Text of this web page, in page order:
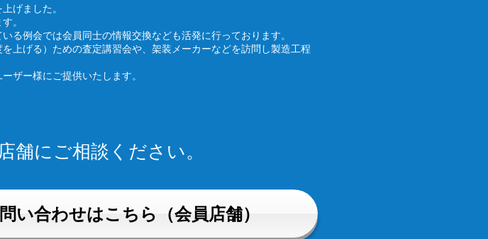
げました。
。
る例会では会員同士の情報交換なども活発に行っております。
上げる）ための査定講習会や、架装メーカーなどを訪問し製造工程
ザー様にご提供いたします。
舗にご相談ください。
い合わせはこちら（会員店舗）